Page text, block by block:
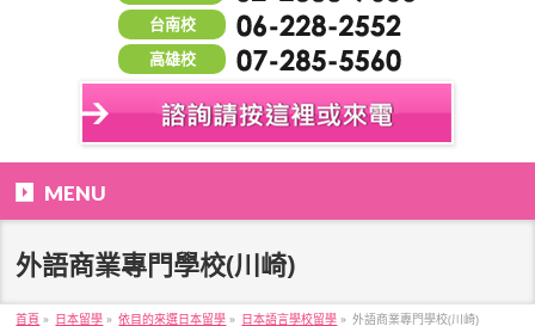
台南校
高雄校
MENU
外語商業專門學校(川崎)
首頁 » 日本留學 » 依目的來選日本留學 » 日本語言學校留學 » 外語商業專門學校(川崎)